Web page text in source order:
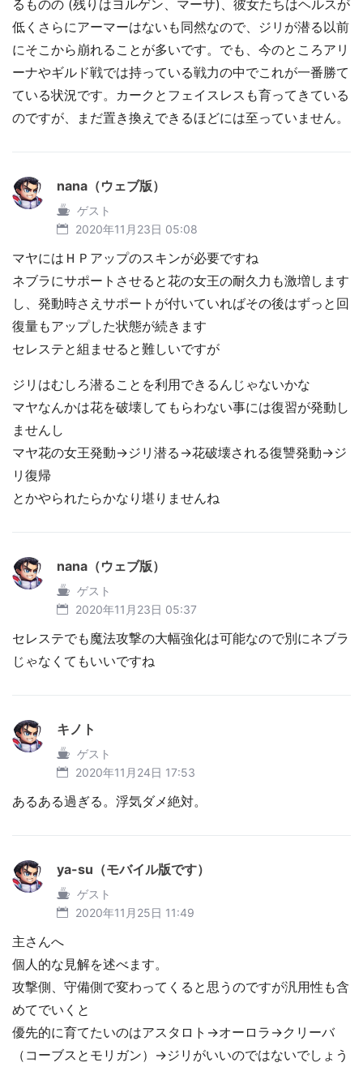
るものの (残りはヨルゲン、マーサ)、彼女たちはヘルスが
低くさらにアーマーはないも同然なので、ジリが潜る以前
にそこから崩れることが多いです。でも、今のところアリ
ーナやギルド戦では持っている戦力の中でこれが一番勝て
ている状況です。カークとフェイスレスも育ってきている
のですが、まだ置き換えできるほどには至っていません。
nana（ウェブ版）
ゲスト
2020年11月23日 05:08
マヤにはＨＰアップのスキンが必要ですね
ネブラにサポートさせると花の女王の耐久力も激増します
し、発動時さえサポートが付いていればその後はずっと回
復量もアップした状態が続きます
セレステと組ませると難しいですが
ジリはむしろ潜ることを利用できるんじゃないかな
マヤなんかは花を破壊してもらわない事には復習が発動し
ませんし
マヤ花の女王発動→ジリ潜る→花破壊される復讐発動→ジ
リ復帰
とかやられたらかなり堪りませんね
nana（ウェブ版）
ゲスト
2020年11月23日 05:37
セレステでも魔法攻撃の大幅強化は可能なので別にネブラ
じゃなくてもいいですね
キノト
ゲスト
2020年11月24日 17:53
あるある過ぎる。浮気ダメ絶対。
ya-su（モバイル版です）
ゲスト
2020年11月25日 11:49
主さんへ
個人的な見解を述べます。
攻撃側、守備側で変わってくると思うのですが汎用性も含
めてでいくと
優先的に育てたいのはアスタロト→オーロラ→クリーバ
（コーブスとモリガン）→ジリがいいのではないでしょう